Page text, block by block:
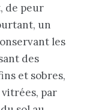
de peur
un
les
des
et sobres,
par